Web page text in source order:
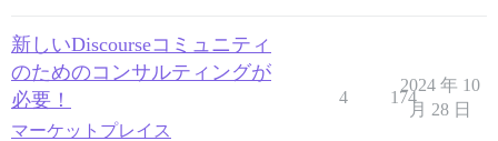
新しいDiscourseコミュニティ
のためのコンサルティングが
必要！
マーケットプレイス
4 174
2024 年 10
月 28 日